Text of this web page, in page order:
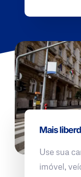
Mais
Use sua
imóvel,